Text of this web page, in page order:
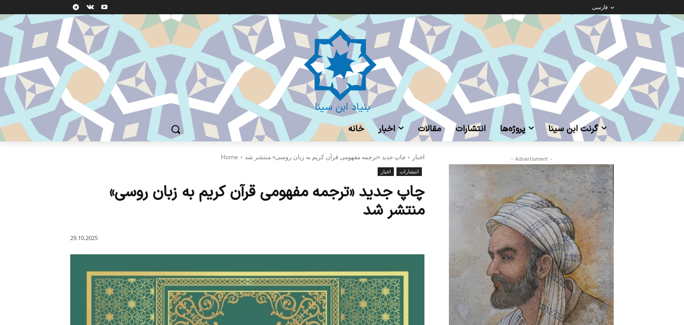
فارسی
بنیاد ابن سینا
خانه اخبار مقالات انتشارات پروژه‌ها گرنت ابن‌ سینا
Home اخبار چاپ جدید «ترجمه مفهومی قرآن کریم به زبان روسی» منتشر شد
اخبار انتشارات
چاپ جدید «ترجمه مفهومی قرآن کریم به زبان روسی»
منتشر شد
29.10.2025
- Advertisment -